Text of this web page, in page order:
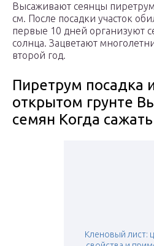
Высаживают сеянцы
см. После посадки участок
первые 10 дней организуют
солнца. Зацветают
второй год.
Пиретрум посадка
открытом грунте
семян Когда
Кленовый лист: